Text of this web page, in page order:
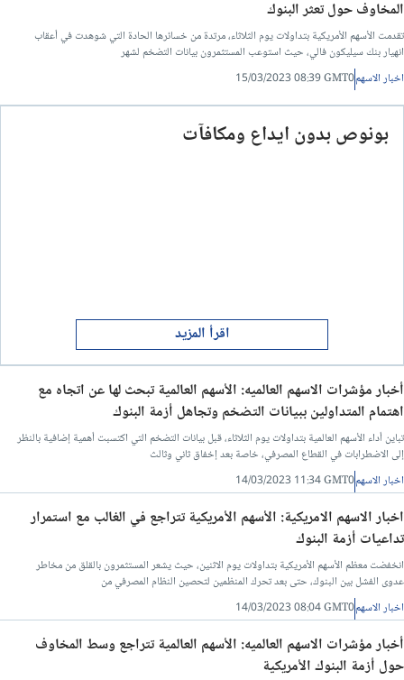
المخاوف حول تعثر البنوك
تقدمت الأسهم الأمريكية بتداولات يوم الثلاثاء، مرتدة من خسائرها الحادة التي شوهدت في أعقاب
انهيار بنك سيليكون فالي، حيث استوعب المستثمرون بيانات التضخم لشهر
اخبار الاسهم15/03/2023 08:39 GMT0
بونوص بدون ايداع ومكافآت
اقرأ المزيد
أخبار مؤشرات الاسهم العالميه: الأسهم العالمية تبحث لها عن اتجاه مع
اهتمام المتداولين ببيانات التضخم وتجاهل أزمة البنوك
تباين أداء الأسهم العالمية بتداولات يوم الثلاثاء، قبل بيانات التضخم التي اكتسبت أهمية إضافية بالنظر
إلى الاضطرابات في القطاع المصرفي، خاصة بعد إخفاق ثاني وثالث
اخبار الاسهم14/03/2023 11:34 GMT0
اخبار الاسهم الامريكية: الأسهم الأمريكية تتراجع في الغالب مع استمرار
تداعيات أزمة البنوك
انخفضت معظم الأسهم الأمريكية بتداولات يوم الاثنين، حيث يشعر المستثمرون بالقلق من مخاطر
عدوى الفشل بين البنوك، حتى بعد تحرك المنظمين لتحصين النظام المصرفي من
اخبار الاسهم14/03/2023 08:04 GMT0
أخبار مؤشرات الاسهم العالميه: الأسهم العالمية تتراجع وسط المخاوف
حول أزمة البنوك الأمريكية